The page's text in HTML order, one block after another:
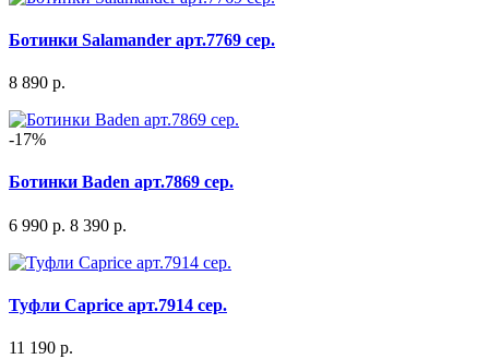
Ботинки Salamander арт.7769 сер.
8 890 р.
-17%
Ботинки Baden арт.7869 сер.
6 990 р. 8 390 р.
Туфли Caprice арт.7914 сер.
11 190 р.